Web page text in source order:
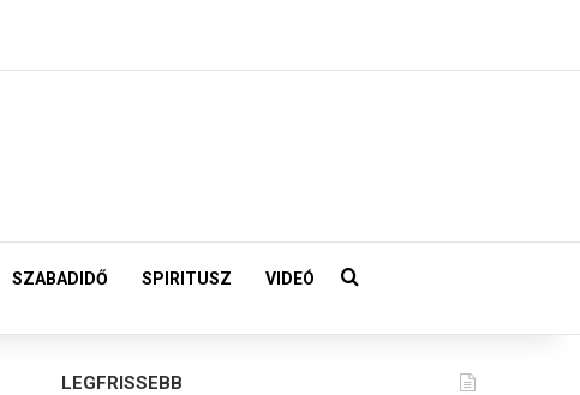
SZABADIDŐ SPIRITUSZ VIDEÓ Keresés:
LEGFRISSEBB